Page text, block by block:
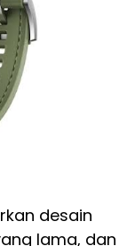
desain
lama, dan